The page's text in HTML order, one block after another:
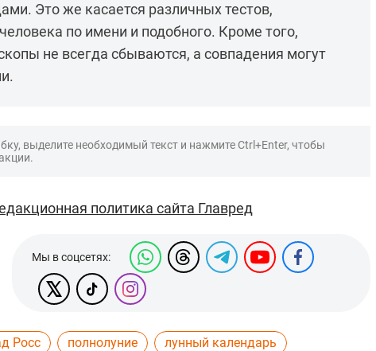
Это же касается различных тестов,
по имени и подобного. Кроме того,
не всегда сбываются, а совпадения могут
выделите необходимый текст и нажмите Ctrl+Enter, чтобы
политика сайта Главред
Мы в соцсетях:
Росс полнолуние лунный календарь